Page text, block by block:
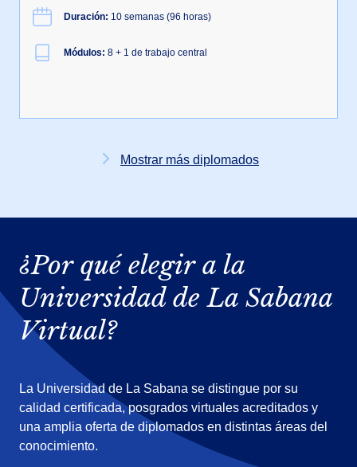
Duración: 10 semanas (96 horas)
Módulos: 8 + 1 de trabajo central
Mostrar más diplomados
¿Por qué elegir a la
Universidad de La Sabana
Virtual?
La Universidad de La Sabana se distingue por su
calidad certificada, posgrados virtuales acreditados y
una amplia oferta de diplomados en distintas áreas del
conocimiento.